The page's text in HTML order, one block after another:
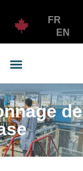
FR
EN
de